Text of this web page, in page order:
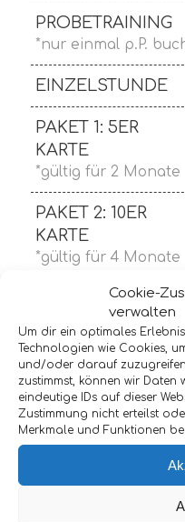
Cookie-
verwalten
Um dir ein optimales
Technologien wie Cookies,
und/oder darauf
zustimmst, können wir
eindeutige IDs auf dieser
Zustimmung nicht erteilst
Merkmale und Funktionen
PROBETRAINING
*nur einmal p.P.
EINZELSTUNDE
PAKET 1: 5ER
KARTE
*gültig für 2 Monate
PAKET 2: 10ER
KARTE
*gültig für 4 Monate
PAKET 3: 20ER
*gültig für 8 Monate
* alle Preise inkl. 19%
Personen